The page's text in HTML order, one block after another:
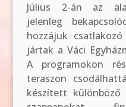
Július 2-án az
jelenleg
hozzájuk
jártak a Váci
A programokon
teraszon
készített